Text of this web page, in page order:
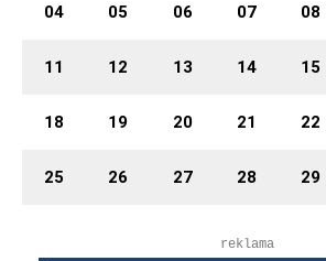
04 05 06 07 08
11 12 13 14 15
18 19 20 21 22
25 26 27 28 29
reklama